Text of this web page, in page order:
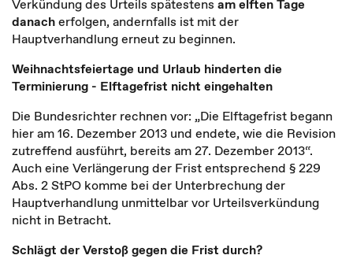
Verkündung des Urteils spätestens am elften Tage
danacherfolgen, andernfalls ist mit der
Hauptverhandlung erneut zu beginnen.
Weihnachtsfeiertage und Urlaub hinderten die
Terminierung - Elftagefrist nicht eingehalten
Die Bundesrichter rechnen vor: „Die Elftagefrist begann
hier am 16. Dezember 2013 und endete, wie die Revision
zutreffend ausführt, bereits am 27. Dezember 2013“.
Auch eine Verlängerung der Frist entsprechend § 229
Abs. 2 StPO komme bei der Unterbrechung der
Hauptverhandlung unmittelbar vor Urteilsverkündung
nicht in Betracht.
Schlägt der Verstoß gegen die Frist durch?